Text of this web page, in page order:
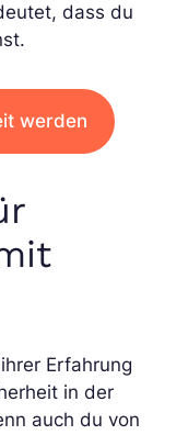
dass du
werden
Erfahrung
in der
auch du von